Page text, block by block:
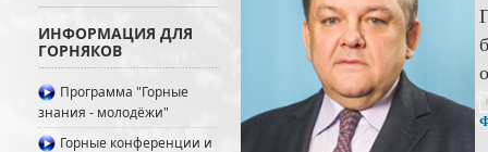
ИНФОРМАЦИЯ ДЛЯ
ГОРНЯКОВ
Программа "Горные
знания - молодёжи"
Горные конференции и